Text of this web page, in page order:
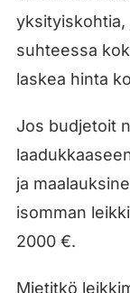
yksityiskohtia,
suhteessa
laskea hinta
Jos budjetoit
ja
isomman
2000 €.
Mietitkö